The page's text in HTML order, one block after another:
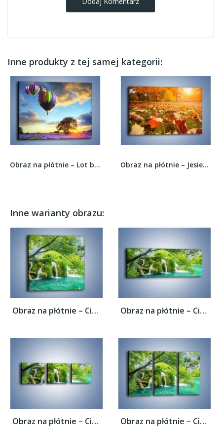
Inne produkty z tej samej kategorii:
Obraz na płótnie – Lot balonem nad lawendą –... Obraz na płótnie – Jesień na trawie –...
Inne warianty obrazu:
Obraz na płótnie – Cienkim strumieniem do... Obraz na płótnie – Cienkim strumieniem do...
Obraz na płótnie – Cienkim strumieniem do... Obraz na płótnie – Cienkim strumieniem do...